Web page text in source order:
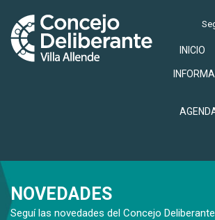
INICIO
NOVEDADES
Seguí las novedades del Concejo